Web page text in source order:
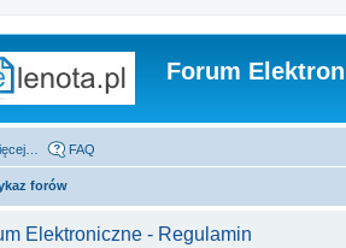
Forum
FAQ
forów
Elektroniczne - Regulamin